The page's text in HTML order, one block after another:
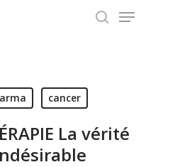
Menu
cancer
La vérité